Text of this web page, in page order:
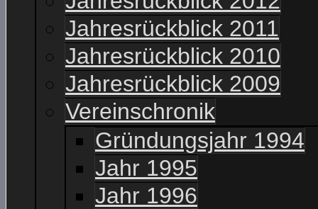
Jahresrückblick 2011
Jahresrückblick 2010
Jahresrückblick 2009
Vereinschronik
Gründungsjahr 1994
Jahr 1995
Jahr 1996